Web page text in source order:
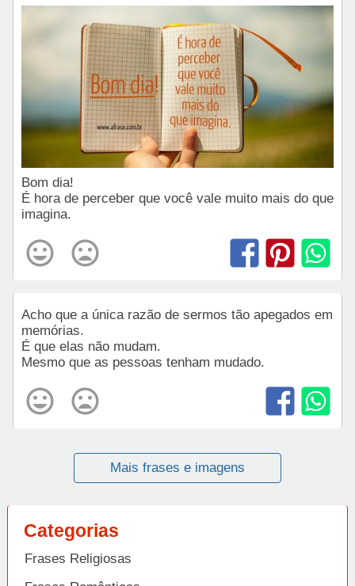
Bom dia!
É hora de perceber que você vale muito mais do que
imagina.
Acho que a única razão de sermos tão apegados em
memórias.
É que elas não mudam.
Mesmo que as pessoas tenham mudado.
Mais frases e imagens
Categorias
Frases Religiosas